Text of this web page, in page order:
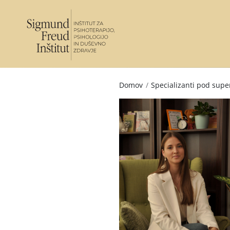
Domov / Specializanti pod